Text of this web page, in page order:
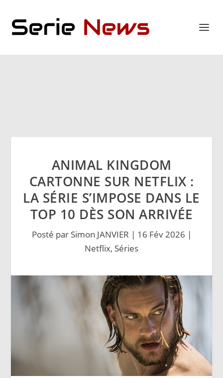
ANIMAL KINGDOM
CARTONNE SUR NETFLIX :
LA SÉRIE S’IMPOSE DANS LE
TOP 10 DÈS SON ARRIVÉE
Posté par Simon JANVIER | 16 Fév 2026 |
Netflix, Séries